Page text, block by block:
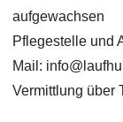
aufgewachsen
Pflegestelle und
Mail:
Vermittlung über